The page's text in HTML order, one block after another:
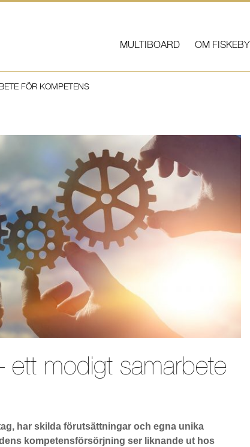
MULTIBOARD OM FISKEBY
FÖR KOMPETENS
ett modigt samarbete
har skilda förutsättningar och egna unika
kompetensförsörjning ser liknande ut hos